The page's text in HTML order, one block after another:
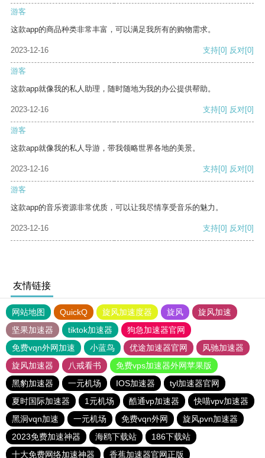
游客
这款app的商品种类非常丰富，可以满足我所有的购物需求。
2023-12-16 支持[0] 反对[0]
游客
这款app就像我的私人助理，随时随地为我的办公提供帮助。
2023-12-16 支持[0] 反对[0]
游客
这款app就像我的私人导游，带我领略世界各地的美景。
2023-12-16 支持[0] 反对[0]
游客
这款app的音乐资源非常优质，可以让我尽情享受音乐的魅力。
2023-12-16 支持[0] 反对[0]
友情链接
网站地图 QuickQ 旋风加速度器 旋风
旋风加速
坚果加速器
tiktok加速器
狗急加速器官网
免费vqn外网加速
小蓝鸟 优途加速器官网
风驰加速器
旋风加速器
八戒看书
免费vps加速器外网苹果版
黑豹加速器
一元机场 IOS加速器
tyl加速器官网
夏时国际加速器
1元机场 酷通vp加速器
快喵vpv加速器
黑洞vqn加速
一元机场 免费vqn外网
旋风pvn加速器
2023免费加速神器
海鸥下载站
186下载站
十大免费网络加速神器
香蕉加速器官网正版